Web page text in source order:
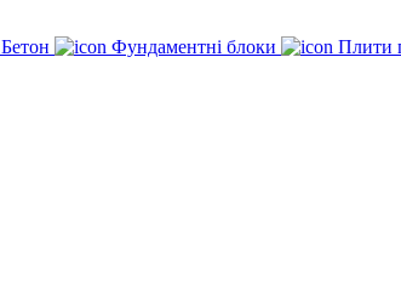
Бетон Фундаментні блоки Плити